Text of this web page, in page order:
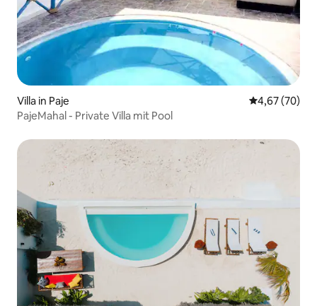
Villa in Paje
4,67 (70)
PajeMahal - Private Villa mit Pool